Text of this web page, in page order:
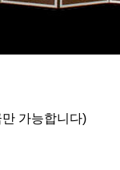
가능합니다)